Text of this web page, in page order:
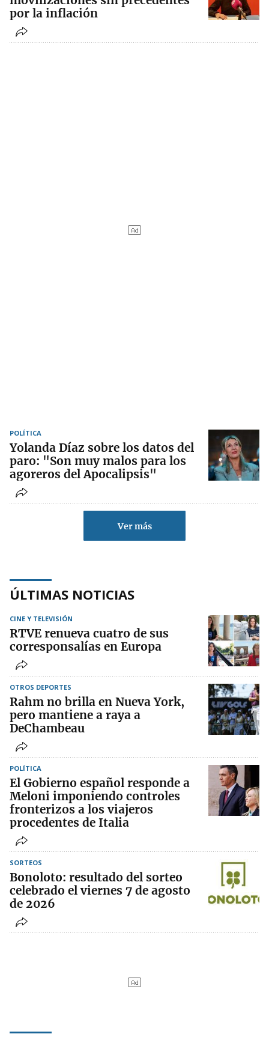
por la inflación
POLÍTICA
Yolanda Díaz sobre los datos del
paro: "Son muy malos para los
agoreros del Apocalipsis"
Ver más
ÚLTIMAS NOTICIAS
CINE Y TELEVISIÓN
RTVE renueva cuatro de sus
corresponsalías en Europa
OTROS DEPORTES
Rahm no brilla en Nueva York,
pero mantiene a raya a
DeChambeau
POLÍTICA
El Gobierno español responde a
Meloni imponiendo controles
fronterizos a los viajeros
procedentes de Italia
SORTEOS
Bonoloto: resultado del sorteo
celebrado el viernes 7 de agosto
de 2026